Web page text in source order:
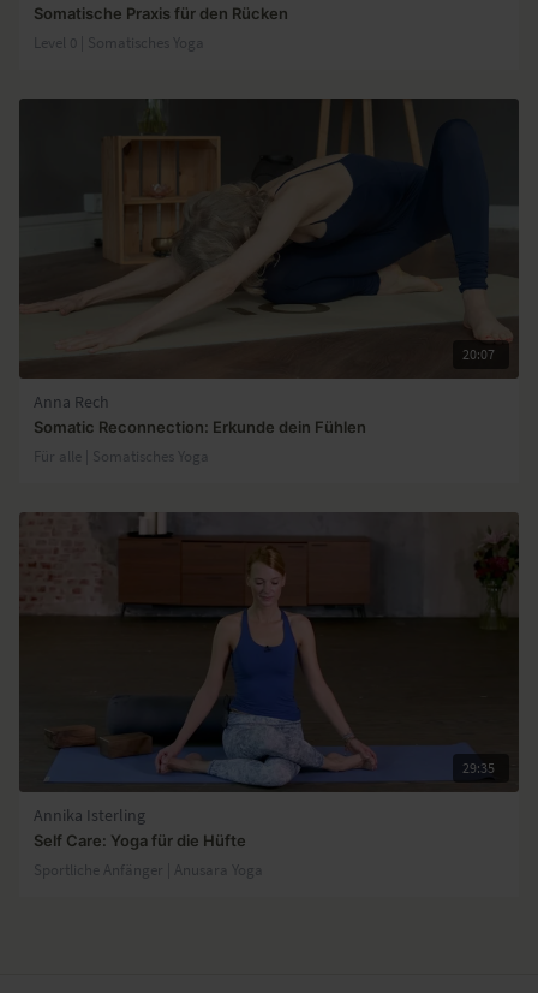
Somatische Praxis für den Rücken
Level 0 | Somatisches Yoga
20:07
Anna Rech
Somatic Reconnection: Erkunde dein Fühlen
Für alle | Somatisches Yoga
29:35
Annika Isterling
Self Care: Yoga für die Hüfte
Sportliche Anfänger | Anusara Yoga